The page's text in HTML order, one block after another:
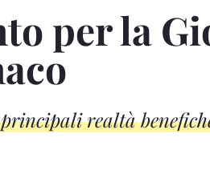
per la
realtà